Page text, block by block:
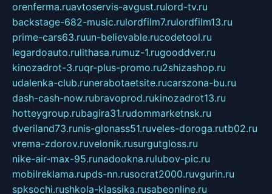
orenferma.ruavtoservis-avgust.rulord-tv.ru
backstage-682-music.rulordfilm7.rulordfilm13.ru
prime-cars63.ruun-believable.rucodetool.ru
legardoauto.rulithasa.rumuz-1.rugooddver.ru
kinozadrot-3.ruqr-plus-promo.ru2shizashop.ru
udalenka-club.runerabotaetsite.rucarszona-bu.ru
dash-cash-now.rubravoprod.rukinozadrot13.ru
hotteygroup.rubagira31.rudommarketnsk.ru
dveriland73.runis-glonass51.ruveles-doroga.rutb02.ru
vrema-zdorov.ruvelonik.rusurgutgloss.ru
nike-air-max-95.runadookna.rulubov-pic.ru
mobilreklama.rupds-nn.rusocrat2000.ruvgurin.ru
spksochi.rushkola-klassika.rusabeonline.ru